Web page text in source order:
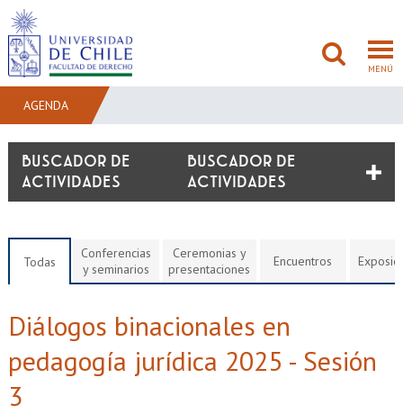
MENÚ
FACULTAD
PREGRADO
ADMISIÓN
INVESTIGACIÓN
BIBLIOTECAS
AGENDA
BUSCADOR DE
ACTIVIDADES
Todas
Conferencias
y seminarios
Ceremonias y
presentaciones
Encuentros
Diálogos binacionales en
pedagogía jurídica 2025 - Sesión
3